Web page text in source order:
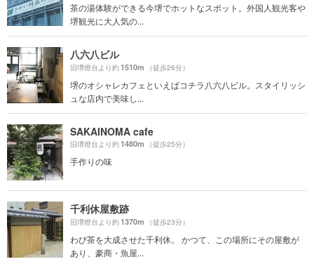
茶の湯体験ができる今堺でホットなスポット。外国人観光客や
堺観光に大人気の...
八六八ビル
旧堺燈台より約1510m （徒歩26分）
堺のオシャレカフェといえばコチラ八六八ビル。スタイリッシ
ュな店内で美味し...
SAKAINOMA cafe
旧堺燈台より約1480m （徒歩25分）
手作りの味
千利休屋敷跡
旧堺燈台より約1370m （徒歩23分）
わび茶を大成させた千利休。 かつて、この場所にその屋敷が
あり、豪商・魚屋...